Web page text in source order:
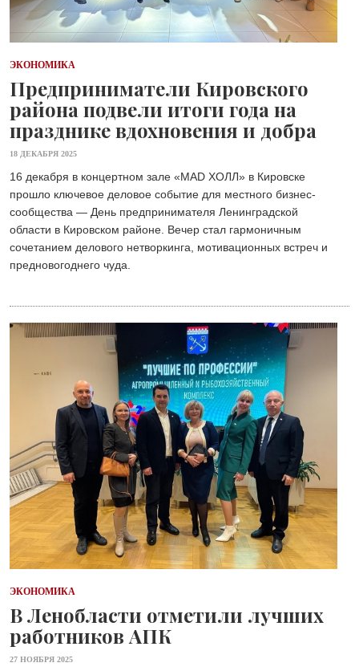
ЭКОНОМИКА
Предприниматели Кировского
района подвели итоги года на
празднике вдохновения и добра
18 ДЕКАБРЯ 2025
16 декабря в концертном зале «MAD ХОЛЛ» в Кировске
прошло ключевое деловое событие для местного бизнес-
сообщества — День предпринимателя Ленинградской
области в Кировском районе. Вечер стал гармоничным
сочетанием делового нетворкинга, мотивационных встреч и
предновогоднего чуда.
ЭКОНОМИКА
В Ленобласти отметили лучших
работников АПК
27 НОЯБРЯ 2025